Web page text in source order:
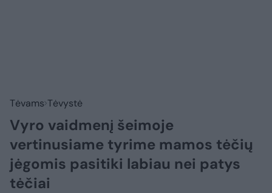
Tėvams Tėvystė
Vyro vaidmenį šeimoje
vertinusiame tyrime mamos tėčių
jėgomis pasitiki labiau nei patys
tėčiai